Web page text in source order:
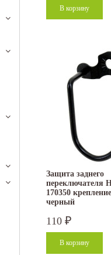
Защита заднего
переключателя
170350
черный
110 ₽